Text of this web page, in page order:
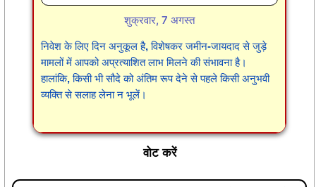
शुक्रवार, 7 अगस्त
निवेश के लिए दिन अनुकूल है, विशेषकर जमीन-जायदाद से जुड़े
मामलों में आपको अप्रत्याशित लाभ मिलने की संभावना है।
हालांकि, किसी भी सौदे को अंतिम रूप देने से पहले किसी अनुभवी
व्यक्ति से सलाह लेना न भूलें।
वोट करें